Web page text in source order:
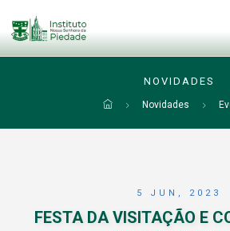
NOVIDADES
Novidades
5 JUN, 2023
FESTA DA VISITAÇÃO E